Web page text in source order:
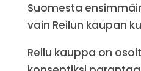
Suomesta
vain Reilun kaupan
Reilu kauppa on